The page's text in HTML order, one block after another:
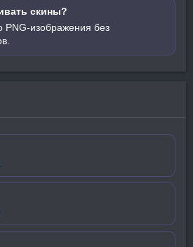
скины?
PNG-изображения без